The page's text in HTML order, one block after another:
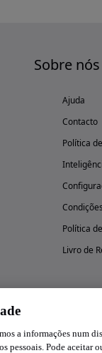
Sobre nós
Ajuda
Contacto
Política
Política
Livro de
a informações num
pessoais. Pode aceitar